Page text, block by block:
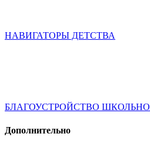
НАВИГАТОРЫ ДЕТСТВА
БЛАГОУСТРОЙСТВО
Дополнительно